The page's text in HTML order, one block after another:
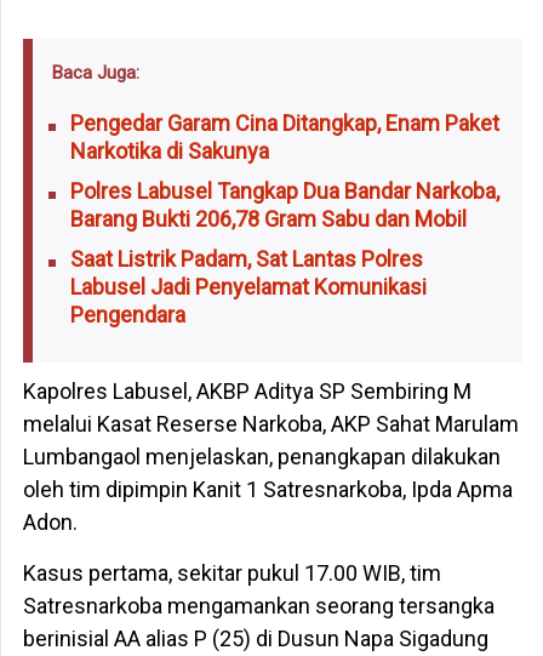
Baca Juga:
Pengedar Garam Cina Ditangkap, Enam Paket
Narkotika di Sakunya
Polres Labusel Tangkap Dua Bandar Narkoba,
Barang Bukti 206,78 Gram Sabu dan Mobil
Saat Listrik Padam, Sat Lantas Polres
Labusel Jadi Penyelamat Komunikasi
Pengendara
Kapolres Labusel, AKBP Aditya SP Sembiring M
melalui Kasat Reserse Narkoba, AKP Sahat Marulam
Lumbangaol menjelaskan, penangkapan dilakukan
oleh tim dipimpin Kanit 1 Satresnarkoba, Ipda Apma
Adon.
Kasus pertama, sekitar pukul 17.00 WIB, tim
Satresnarkoba mengamankan seorang tersangka
berinisial AA alias P (25) di Dusun Napa Sigadung